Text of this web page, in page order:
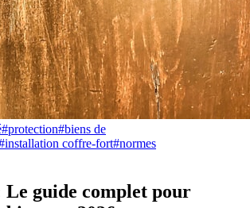
#protection#biens de
installation coffre-fort#normes
guide complet pour